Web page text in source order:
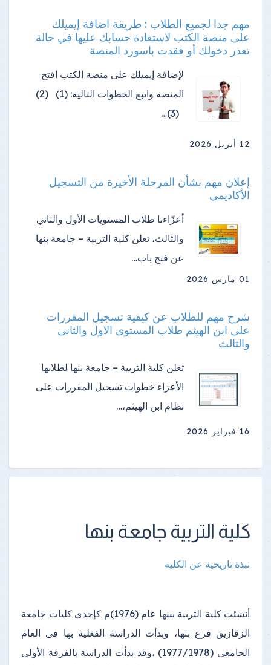
مهم جدا لجميع الطلاب : طريقة اضافة إيميلك
على منصة الكتب لاستعادة حسابك عليها في حالة
تعذر دخولك أو فقدت باسورد المنصة
لإضافة إيميلك على منصة الكتب افتح
المنصة واتبع الخطوات التالية: (1) (2)
(3)…
12 أبريل 2026
إعلان مهم بشأن المرحلة الأخيرة من التسجيل
الأكاديمي
أعزّاءنا طلاب المستويات الأول والثاني
والثالث، تعلن كلية التربية – جامعة بنها
عن فتح باب…
01 مارس 2026
شرح مهم للطلاب عن كيفية تسجيل المقررات
على ابن الهيثم طلاب المستوى الاول والثانى
والثالث
تعلن كلية التربية – جامعة بنها لطلابها
الأعزاء خطوات تسجيل المقررات على
نظام ابن الهيثم،…
16 فبراير 2026
كلية التربية جامعة بنها
نبذة تاريخية عن الكلية
أنشئت كلية التربية ببنها عام (1976)م كإحدى كليات جامعة
الزقازيق فرع بنها، وبدأت الدراسة الفعلية بها فى العام
الجامعى (1977/1978) ،وقد بدأت الدراسة بالفرقة الأولى